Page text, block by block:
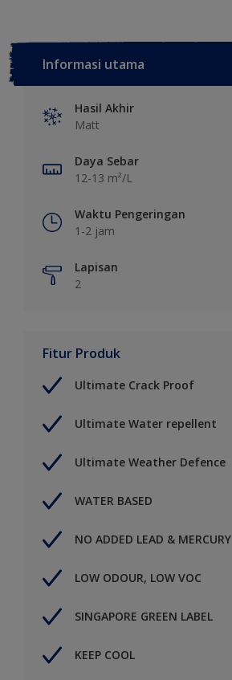
Informasi utama
Hasil Akhir
Matt
Daya Sebar
12-13 m²/L
Waktu Pengeringan
1-2 jam
Lapisan
2
Fitur Produk
Ultimate Crack Proof
Ultimate Water repellent
Ultimate Weather Defence
WATER BASED
NO ADDED LEAD & MERCURY
LOW ODOUR, LOW VOC
SINGAPORE GREEN LABEL
KEEP COOL